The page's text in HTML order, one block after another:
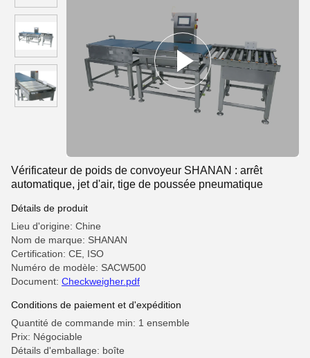
Vérificateur de poids de convoyeur SHANAN : arrêt
automatique, jet d'air, tige de poussée pneumatique
Détails de produit
Lieu d'origine: Chine
Nom de marque: SHANAN
Certification: CE, ISO
Numéro de modèle: SACW500
Document: Checkweigher.pdf
Conditions de paiement et d'expédition
Quantité de commande min: 1 ensemble
Prix: Négociable
Détails d'emballage: boîte